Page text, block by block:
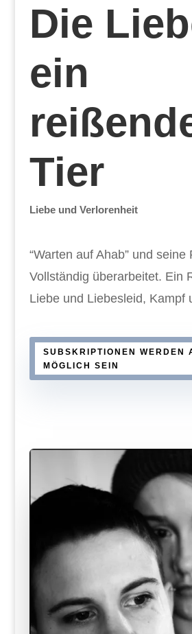
Die
ein
Tier
Liebe und Verlorenheit
“Warten auf Ahab” und seine
Vollständig überarbeitet. Ein
Liebe und Liebesleid, Kampf
SUBSKRIPTIONEN WERDEN
MÖGLICH SEIN